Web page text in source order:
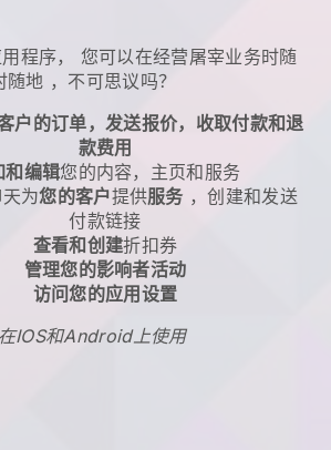
程序， 您可以在经营屠宰业务时随
随地 ，不可思议吗？
户的订单，发送报价，收取付款和退
款费用
和编辑您的内容，主页和服务
为您的客户提供服务 ，创建和发送
付款链接
查看和创建折扣券
管理您的影响者活动
访问您的应用设置
IOS和Android上使用